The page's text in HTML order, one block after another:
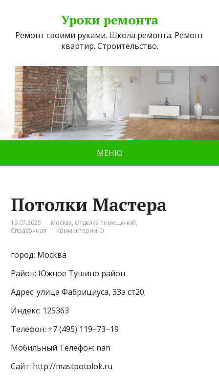
Уроки ремонта
Ремонт своими руками. Школа ремонта. Ремонт
квартир. Строительство.
МЕНЮ
Потолки Мастера
19.07.2025 Москва, Отделка помещений,
Справочная
Комментарии: 0
город: Москва
Район: Южное Тушино район
Адрес: улица Фабрициуса, 33а ст20
Индекс: 125363
Телефон: +7 (495) 119‒73‒19
Мобильный Телефон: nan
Сайт: http://mastpotolok.ru